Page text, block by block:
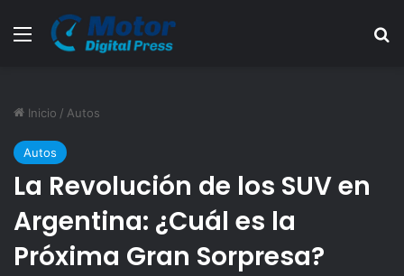
Menú
Inicio / Autos
Autos
La Revolución de los SUV en
Argentina: ¿Cuál es la
Próxima Gran Sorpresa?